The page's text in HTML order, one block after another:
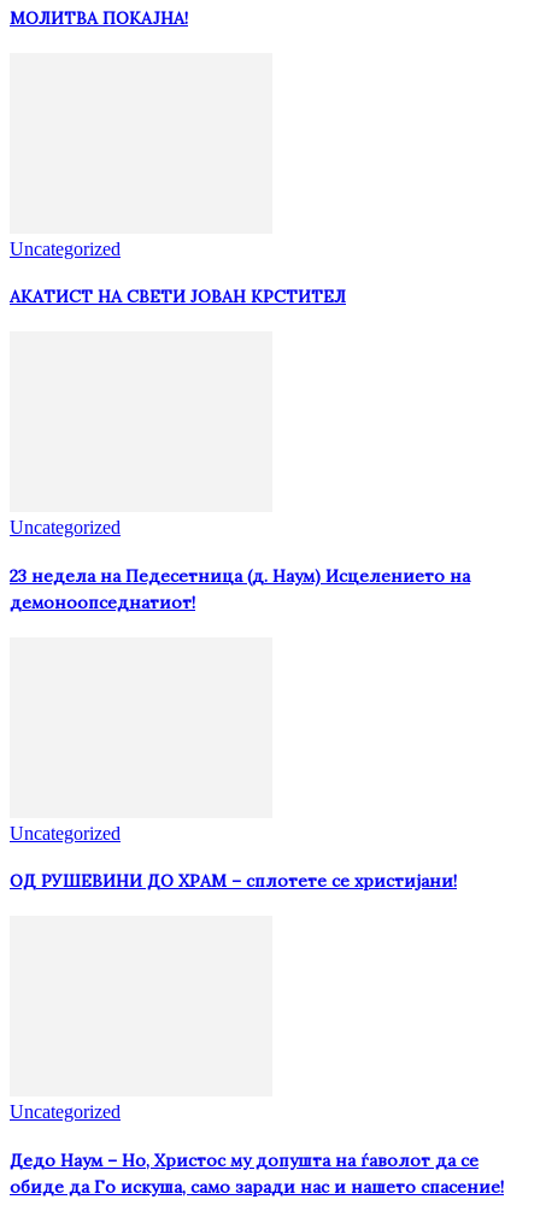
МОЛИТВА ПОКАЈНА!
Uncategorized
АКАТИСТ НА СВЕТИ ЈОВАН КРСТИТЕЛ
Uncategorized
23 недела на Педесетница (д. Наум) Исцелението на
демоноопседнатиот!
Uncategorized
ОД РУШЕВИНИ ДО ХРАМ – сплотете се христијани!
Uncategorized
Дедо Наум – Но, Христос му допушта на ѓаволот да се
обиде да Го искуша, само заради нас и нашето спасение!